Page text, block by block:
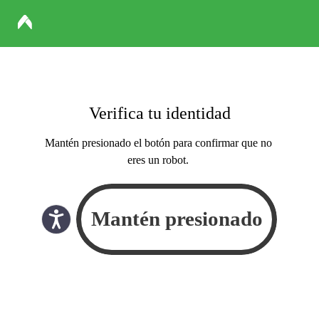
Verifica tu identidad
Mantén presionado el botón para confirmar que no
eres un robot.